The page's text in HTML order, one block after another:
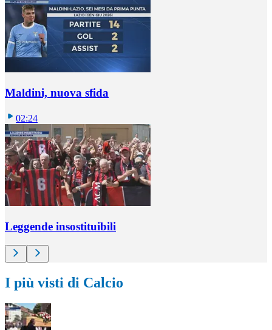
Maldini, nuova sfida
02:24
Leggende insostituibili
I più visti di Calcio